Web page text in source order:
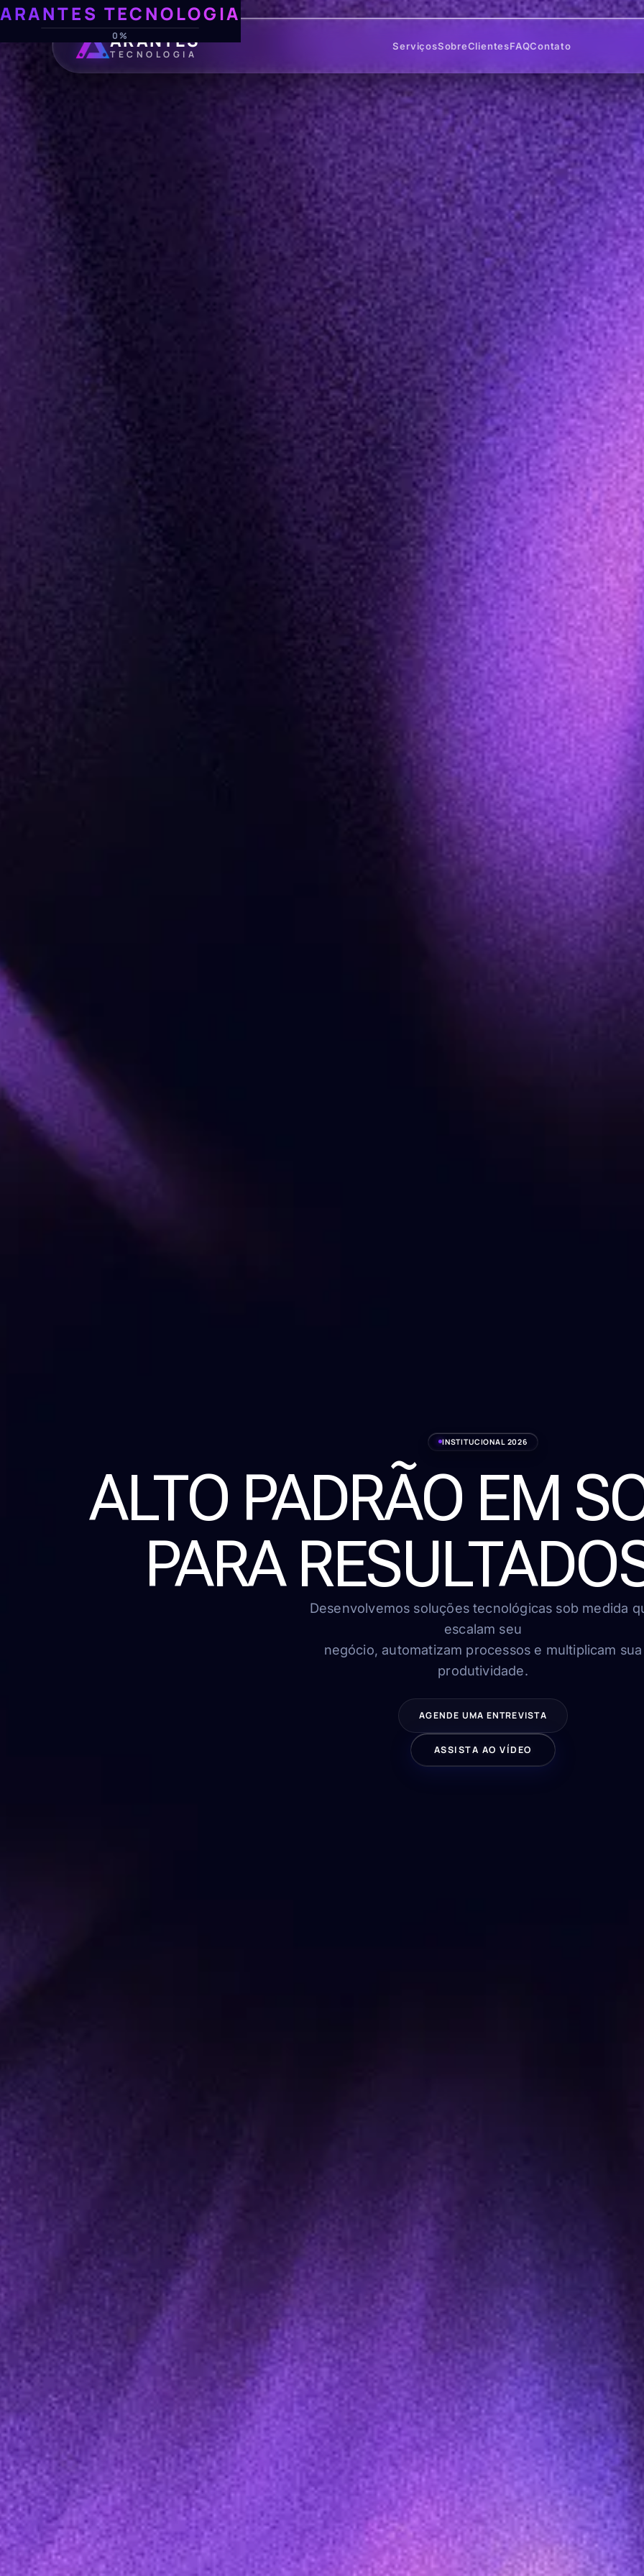
ARANTES TECNOLOGIA
0%
ARANTES
TECNOLOGIA
ServiçosSobreClientesFAQContato
INSTITUCIONAL 2026
ALTO PADRÃO EM
PARA
Desenvolvemos soluções tecnológicas sob medida
escalam seu
negócio, automatizam processos e multiplicam sua
produtividade.
AGENDE UMA ENTREVISTA
ASSISTA AO VÍDEO